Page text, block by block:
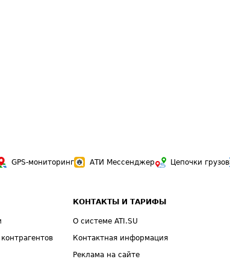
GPS-мониторинг АТИ Мессенджер Цепочки грузов
КОНТАКТЫ И ТАРИФЫ
О системе ATI.SU
Контактная информация
Реклама на сайте